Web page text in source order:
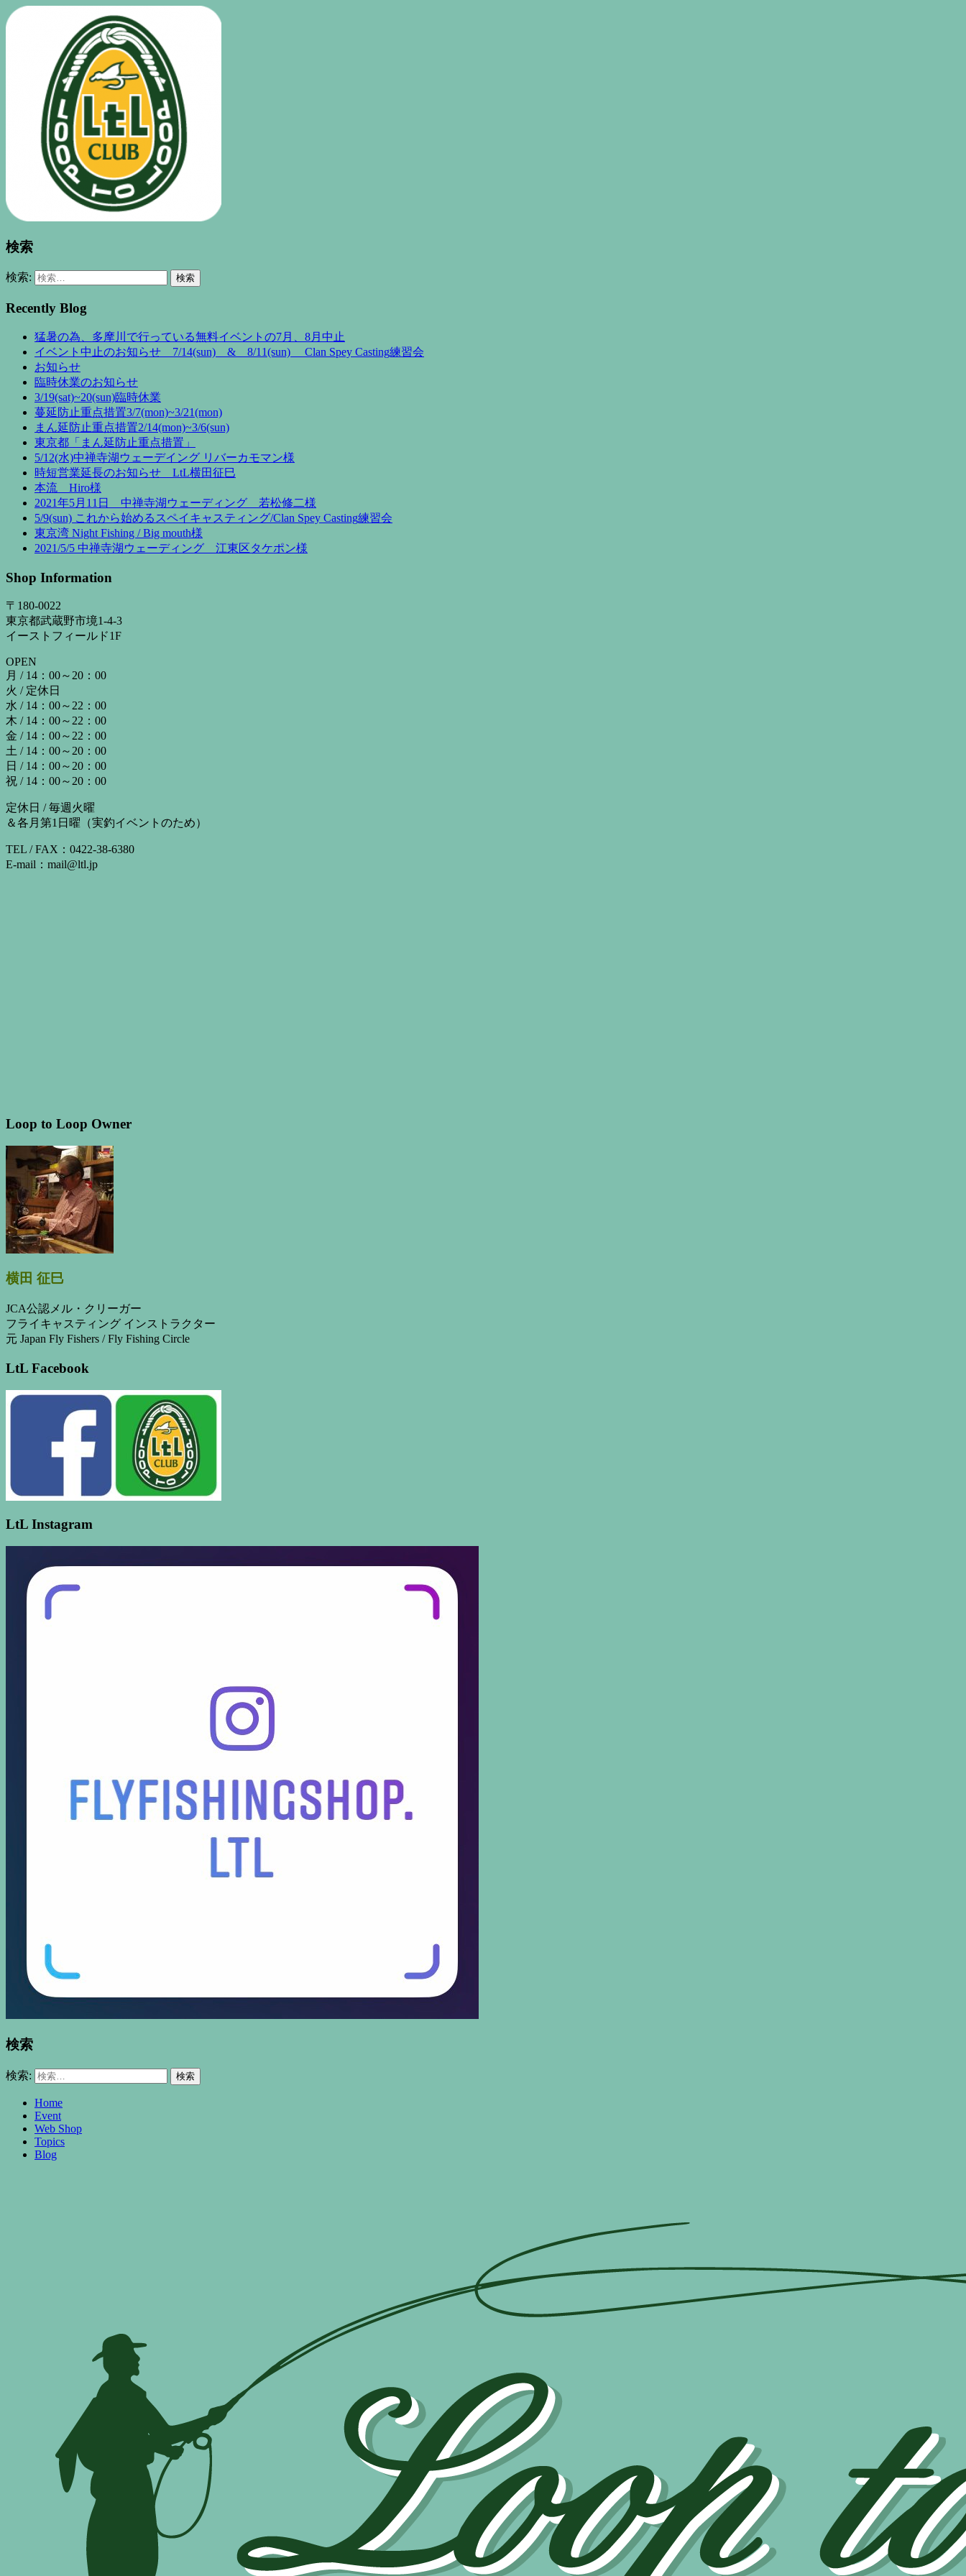
検索
検索:
Recently Blog
猛暑の為、多摩川で行っている無料イベントの7月、8月中止
イベント中止のお知らせ 7/14(sun) & 8/11(sun) Clan Spey Casting練習会
お知らせ
臨時休業のお知らせ
3/19(sat)~20(sun)臨時休業
蔓延防止重点措置3/7(mon)~3/21(mon)
まん延防止重点措置2/14(mon)~3/6(sun)
東京都「まん延防止重点措置」
5/12(水)中禅寺湖ウェーデイング リバーカモマン様
時短営業延長のお知らせ LtL横田征巳
本流 Hiro様
2021年5月11日 中禅寺湖ウェーディング 若松修二様
5/9(sun) これから始めるスペイキャスティング/Clan Spey Casting練習会
東京湾 Night Fishing / Big mouth様
2021/5/5 中禅寺湖ウェーディング 江東区タケポン様
Shop Information
〒180-0022
東京都武蔵野市境1-4-3
イーストフィールド1F
OPEN
月 / 14：00～20：00
火 / 定休日
水 / 14：00～22：00
木 / 14：00～22：00
金 / 14：00～22：00
土 / 14：00～20：00
日 / 14：00～20：00
祝 / 14：00～20：00
定休日 / 毎週火曜
＆各月第1日曜（実釣イベントのため）
TEL / FAX：0422-38-6380
E-mail：mail@ltl.jp
Loop to Loop Owner
横田 征巳
JCA公認メル・クリーガー
フライキャスティング インストラクター
元 Japan Fly Fishers / Fly Fishing Circle
LtL Facebook
LtL Instagram
検索
検索:
Home
Event
Web Shop
Topics
Blog